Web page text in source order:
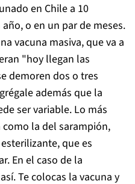
en Chile a 10
o en un par de meses.
vacuna masiva, que va a
"hoy llegan las
demoren dos o tres
además que la
ser variable. Lo más
la del sarampión,
que es
En el caso de la
Te colocas la vacuna y